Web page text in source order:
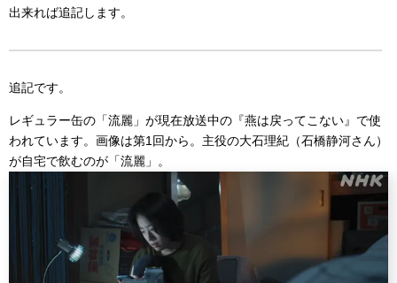
出来れば追記します。
追記です。
レギュラー缶の「流麗」が現在放送中の『燕は戻ってこない』で使
われています。画像は第1回から。主役の大石理紀（石橋静河さん）
が自宅で飲むのが「流麗」。